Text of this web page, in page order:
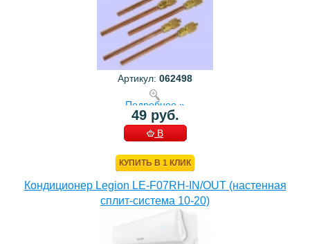
Артикул: 062498
Подробнее »
49 руб.
В
КУПИТЬ В 1 КЛИК
Кондиционер Legion LE-F07RH-IN/OUT (настенная
сплит-система 10-20)